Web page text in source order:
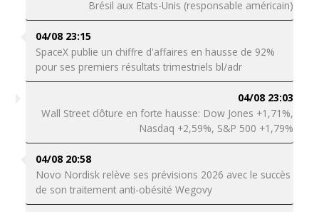
Brésil aux Etats-Unis (responsable américain)
04/08 23:15
SpaceX publie un chiffre d'affaires en hausse de 92%
pour ses premiers résultats trimestriels bl/adr
04/08 23:03
Wall Street clôture en forte hausse: Dow Jones +1,71%,
Nasdaq +2,59%, S&P 500 +1,79%
04/08 20:58
Novo Nordisk relève ses prévisions 2026 avec le succès
de son traitement anti-obésité Wegovy